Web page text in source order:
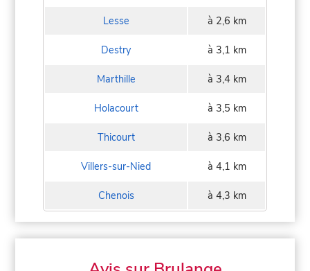
Lesse à 2,6 km
Destry à 3,1 km
Marthille à 3,4 km
Holacourt à 3,5 km
Thicourt à 3,6 km
Villers-sur-Nied à 4,1 km
Chenois à 4,3 km